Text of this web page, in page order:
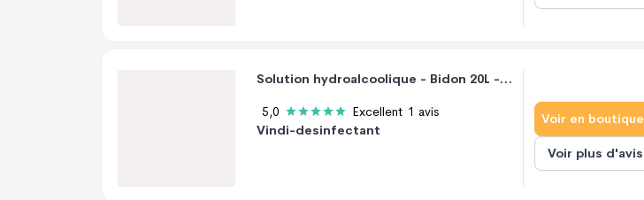
Solution hydroalcoolique - Bidon 20L - Vindi Désinfectant
5,0 Excellent 1 avis
Vindi-desinfectant
Voir en boutique
Voir plus d'avis